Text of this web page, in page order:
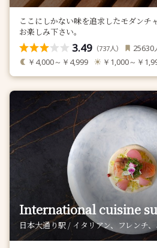
ここにしかない味を追求したモダンチ
お楽しみ下さい。
3.49 （737人） 25630
￥4,000～￥4,999 ￥1,000～￥
International cuisine
日本大通り駅 / イタリアン、フレンチ